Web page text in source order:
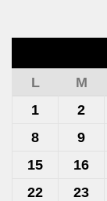
L
M
1
2
8
9
15
16
22
23